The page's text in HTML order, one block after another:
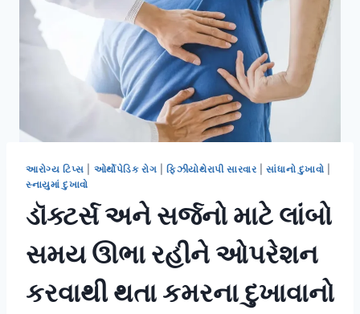
આરોગ્ય ટિપ્સ ઓર્થોપેડિક રોગ |ફિઝીયોથેરાપી સારવાર |સાંધાનો દુખાવો
સ્નાયુમાં દુખાવો
ડૉક્ટર્સ અને સર્જનો માટે લાંબો
સમય ઊભા રહીને ઓપરેશન
કરવાથી થતા કમરના દુખાવાનો